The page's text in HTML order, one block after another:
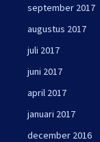
september 2017
augustus 2017
juli 2017
juni 2017
april 2017
januari 2017
december 2016